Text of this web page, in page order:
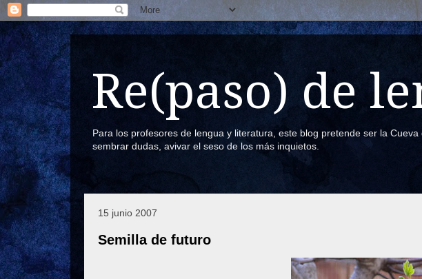
Re(paso) de
Para los profesores de lengua y literatura, este blog pretende ser la
sembrar dudas, avivar el seso de los más inquietos.
15 junio 2007
Semilla de futuro